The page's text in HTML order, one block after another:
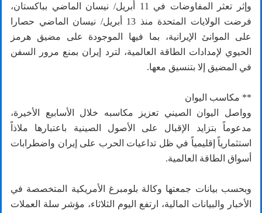
وإثر تعثر المفاوضات في 11 أبريل/ نيسان الماضي بباكستان،
فرضت الولايات المتحدة منذ 13 أبريل/ نيسان الماضي حصارا
على الموانئ الإيرانية، بما فيها الموجودة على مضيق هرمز
الحيوي لإمدادات الطاقة العالمية، لترد إيران بمنع مرور السفن
في المضيق إلا بتنسيق معها.
** مكاسب اليوان
وواصل اليوان الصيني تعزيز مكاسبه خلال الأسابيع الأخيرة،
مدعوماً بتزايد الإقبال على الأصول الصينية باعتبارها ملاذاً
استثمارياً إقليمياً في ظل تداعيات الحرب على إيران واضطرابات
أسواق الطاقة العالمية.
وبحسب بيانات جمعتها وكالة بلومبرغ الأمريكية المتخصصة في
الأخبار والبيانات المالية، ارتفع اليوم الثلاثاء، مؤشر سلة العملات